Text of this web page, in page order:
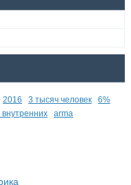
2016 3 тысяч человек
6%
arma